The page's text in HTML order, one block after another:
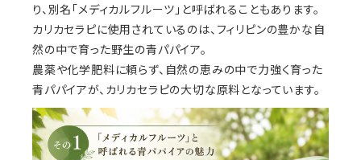
り、別名「メディカルフルーツ」と呼ばれることもあります。
カリカセラピに使用されているのは、フィリピンの豊かな自
然の中で育った野生の青パパイア。
農薬や化学肥料に頼らず、自然の恵みの中で力強く育った
青パパイアが、カリカセラピの大切な原料となっています。